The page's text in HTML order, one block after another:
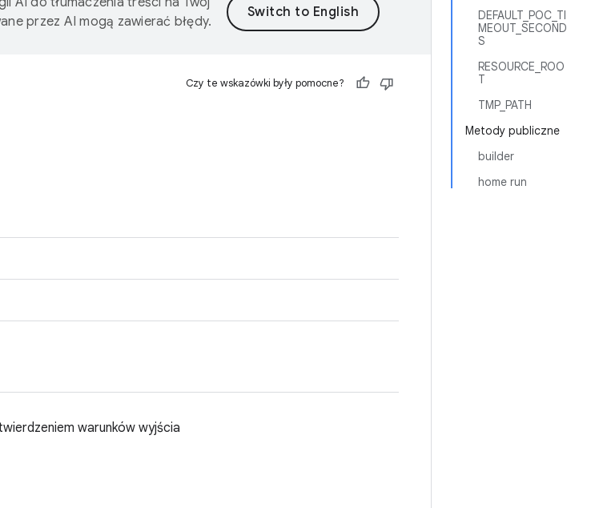
DEFAULT_POC_TI
MEOUT_SECOND
S
RESOURCE_ROO
T
TMP_PATH
Metody publiczne
builder
home run
przez AI mogą zawierać błędy.
Czy te wskazówki były pomocne?
warunków wyjścia